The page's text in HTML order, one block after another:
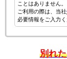
ことはありません。
ご利用の際は、当社
必要情報をご入力く
別れ